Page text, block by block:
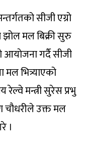
सीजी एग्राे
झोल मल बिक्री सुरु
गर्दै सीजी
भित्र्याएको
रेल्वे मन्त्री सुरेस प्रभु
चाैधरीले उक्त मल
।